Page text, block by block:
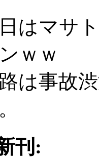
はマサ
ｗｗ
は事故
刊: